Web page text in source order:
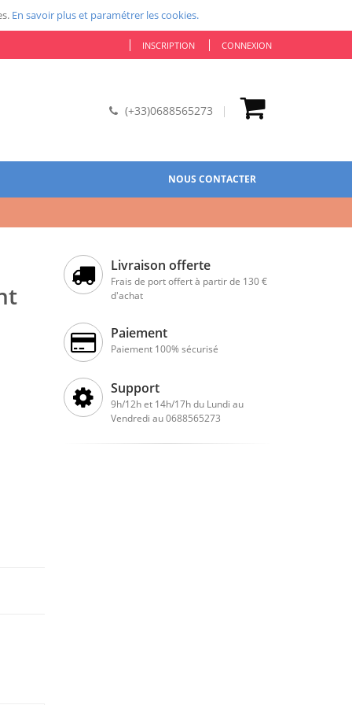
En savoir plus et paramétrer les cookies.
INSCRIPTION CONNEXION
(+33)0688565273
NOUS CONTACTER
Livraison offerte
Frais de port offert à partir de 130 €
d'achat
Paiement
Paiement 100% sécurisé
Support
9h/12h et 14h/17h du Lundi au
Vendredi au 0688565273